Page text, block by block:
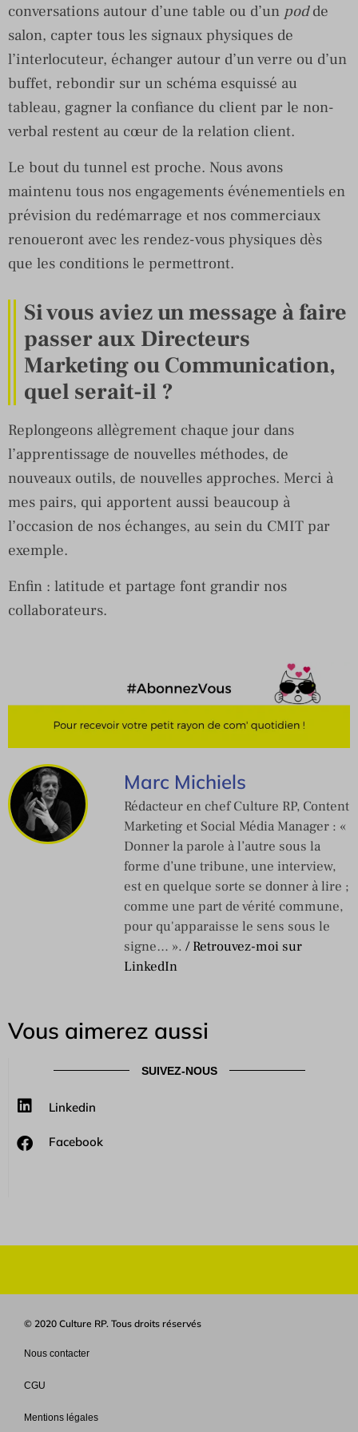
conversations autour d’une table ou d’un podde
salon, capter tous les signaux physiques de
l’interlocuteur, échanger autour d’un verre ou d’un
buffet, rebondir sur un schéma esquissé au
tableau, gagner la confiance du client par le non-
verbal restent au cœur de la relation client.
Le bout du tunnel est proche. Nous avons
maintenu tous nos engagements événementiels en
prévision du redémarrage et nos commerciaux
renoueront avec les rendez-vous physiques dès
que les conditions le permettront.
Si vous aviez un message à faire
passer aux Directeurs
Marketing ou Communication,
quel serait-il ?
Replongeons allègrement chaque jour dans
l’apprentissage de nouvelles méthodes, de
nouveaux outils, de nouvelles approches. Merci à
mes pairs, qui apportent aussi beaucoup à
l’occasion de nos échanges, au sein du CMIT par
exemple.
Enfin : latitude et partage font grandir nos
collaborateurs.
Marc Michiels
Rédacteur en chef Culture RP, Content
Marketing et Social Média Manager : «
Donner la parole à l’autre sous la
forme d’une tribune, une interview,
est en quelque sorte se donner à lire ;
comme une part de vérité commune,
pour qu'apparaisse le sens sous le
signe… ». / Retrouvez-moi sur
LinkedIn
Vous aimerez aussi
SUIVEZ-NOUS
Linkedin
Facebook
© 2020 Culture RP. Tous droits réservés
Nous contacter
CGU
Mentions légales